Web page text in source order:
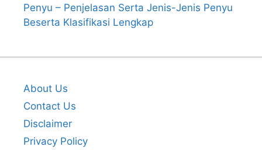
Penyu – Penjelasan Serta Jenis-Jenis Penyu
Beserta Klasifikasi Lengkap
About Us
Contact Us
Disclaimer
Privacy Policy